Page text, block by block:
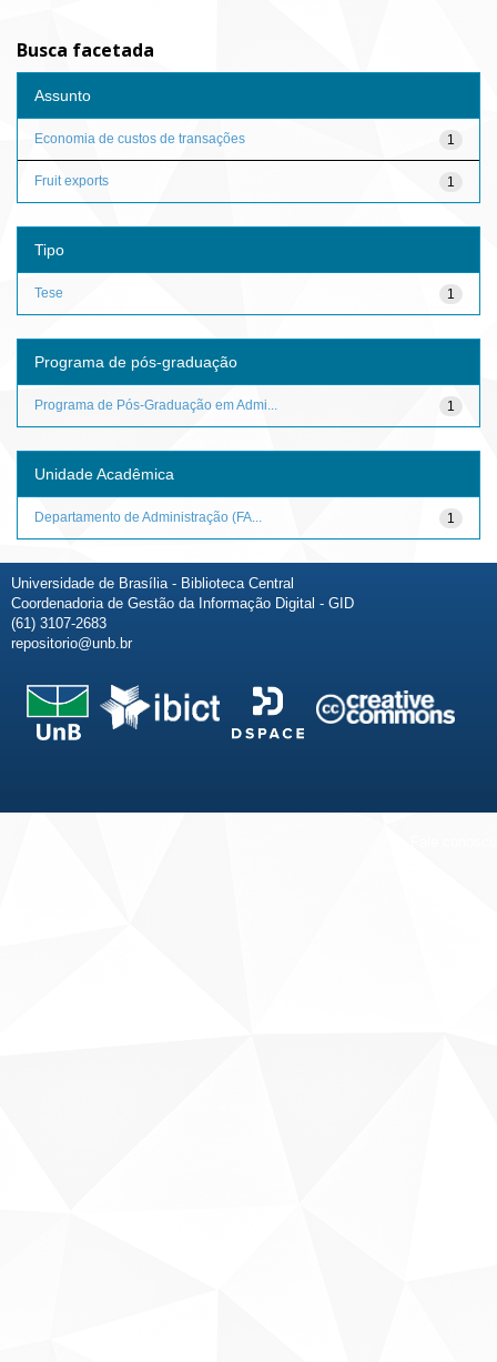
Busca facetada
Assunto
1
Economia de custos de transações
1
Fruit exports
Tipo
1
Tese
Programa de pós-graduação
1
Programa de Pós-Graduação em Admi...
Unidade Acadêmica
1
Departamento de Administração (FA...
Universidade de Brasília - Biblioteca Central
Coordenadoria de Gestão da Informação Digital - GID
(61) 3107-2683
repositorio@unb.br